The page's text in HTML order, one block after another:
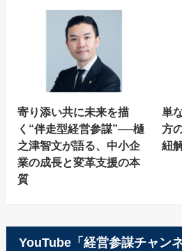
寄り添い共に未来を描
く“伴走型経営参謀”──樋
之津智文が語る、中小企
業の成長と変革支援の本
質
単
方
紐
YouTube「経営参謀チャンネ